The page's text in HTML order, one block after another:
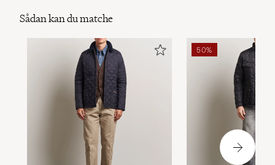
Sådan kan du matche
50%